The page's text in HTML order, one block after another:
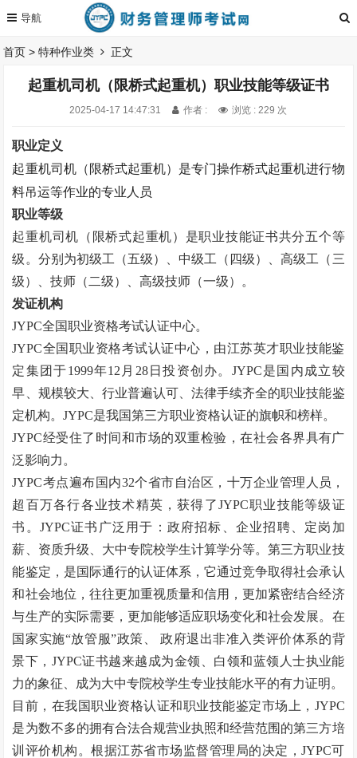
首页 >特种作业类 正文
起重机司机（限桥式起重机）职业技能等级证书
2025-04-17 14:47:31 作者 : 浏览 : 229 次
职业定义
起重机司机（限桥式起重机）是专门操作桥式起重机进行物
料吊运等作业的专业人员
职业等级
起重机司机（限桥式起重机）是职业技能证书共分五个等
级。 分别为初级工（五级）、中级工（四级）、高级工（三
级）、技师（二级）、高级技师（一级）。
发证机构
JYPC全国职业资格考试认证中心。
JYPC全国职业资格考试认证中心，由江苏英才职业技能鉴
定集团于1999年12月28日投资创办。JYPC是国内成立较
早、规模较大、行业普遍认可、法律手续齐全的职业技能鉴
定机构。JYPC是我国第三方职业资格认证的旗帜和榜样。
JYPC经受住了时间和市场的双重检验，在社会各界具有广
泛影响力。
JYPC考点遍布国内32个省市自治区，十万企业管理人员，
超百万各行各业技术精英，获得了JYPC职业技能等级证
书。JYPC证书广泛用于：政府招标、企业招聘、定岗加
薪、资质升级、大中专院校学生计算学分等。第三方职业技
能鉴定，是国际通行的认证体系，它通过竞争取得社会承认
和社会地位，往往更加重视质量和信用，更加紧密结合经济
与生产的实际需要，更加能够适应职场变化和社会发展。在
国家实施“放管服”政策、
政府退出非准入类评价体系的背
景下，JYPC证书越来越成为金领、白领和蓝领人士执业能
力的象征、成为大中专院校学生专业技能水平的有力证明。
目前，在我国职业资格认证和职业技能鉴定市场上， JYPC
是为数不多的拥有合法合规营业执照和经营范围的第三方培
训评价机构。根据江苏省市场监督管理局的决定，JYPC可